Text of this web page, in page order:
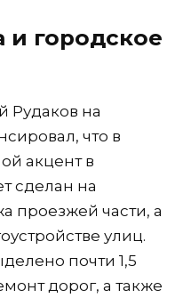
и городское
Рудаков на
что в
акцент в
сделан на
проезжей части, а
улиц.
почти 1,5
дорог, а также